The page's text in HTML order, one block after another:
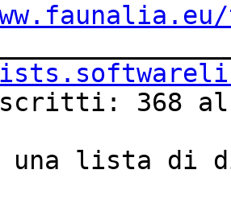
368 al
una lista di